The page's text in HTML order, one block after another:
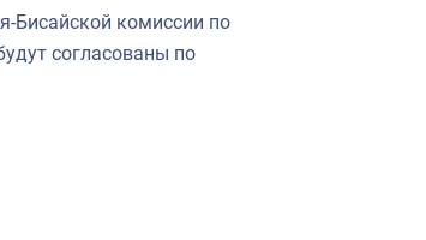
Бисайской комиссии по
согласованы по